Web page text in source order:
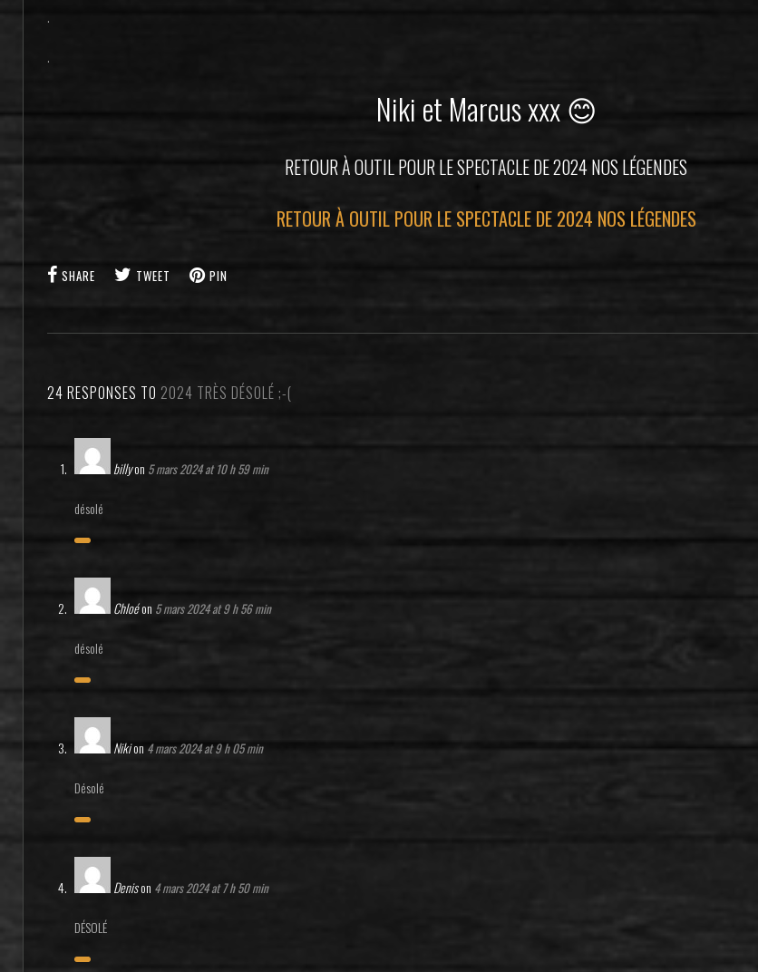
.
.
Niki et Marcus xxx 😊
RETOUR À OUTIL POUR LE SPECTACLE DE 2024 NOS LÉGENDES
RETOUR À OUTIL POUR LE SPECTACLE DE 2024 NOS LÉGENDES
SHARE TWEET PIN
24 RESPONSES TO 2024 TRÈS DÉSOLÉ ;-(
billyon 5 mars 2024 at 10 h 59 min
désolé
Chloéon 5 mars 2024 at 9 h 56 min
désolé
Nikion 4 mars 2024 at 9 h 05 min
Désolé
Denison 4 mars 2024 at 7 h 50 min
DÉSOLÉ